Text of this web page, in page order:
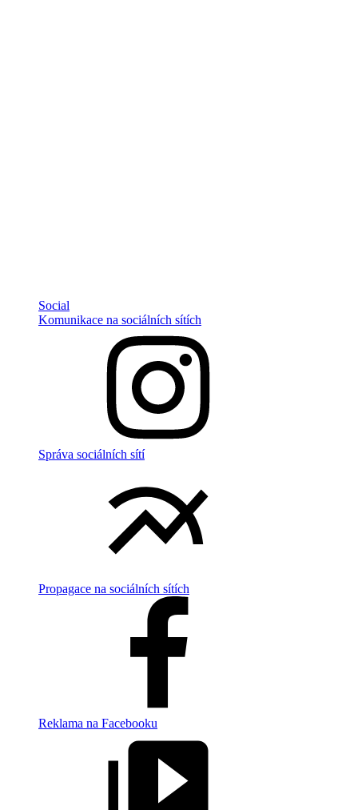
Social
Komunikace na sociálních sítích
Správa sociálních sítí
Propagace na sociálních sítích
Reklama na Facebooku